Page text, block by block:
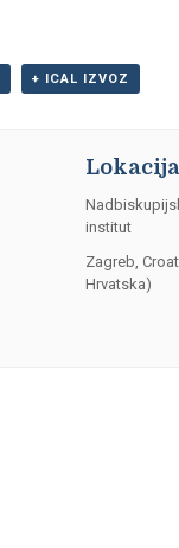
+ ICAL IZVOZ
Lokacija
institut
Zagreb,
Hrvatska)